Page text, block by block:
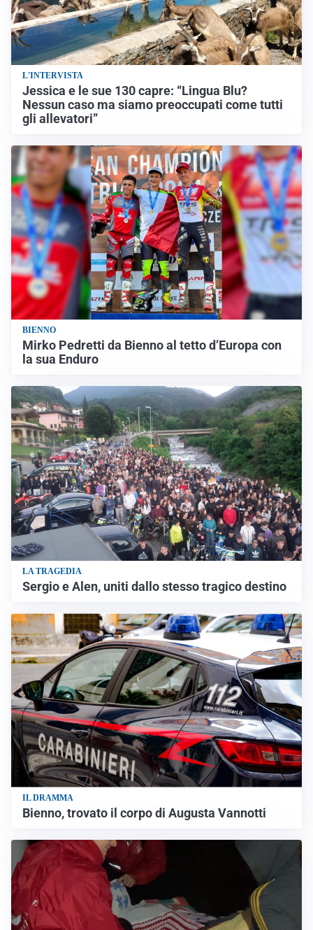
L'INTERVISTA
Jessica e le sue 130 capre: “Lingua Blu?
Nessun caso ma siamo preoccupati come tutti
gli allevatori”
BIENNO
Mirko Pedretti da Bienno al tetto d’Europa con
la sua Enduro
LA TRAGEDIA
Sergio e Alen, uniti dallo stesso tragico destino
IL DRAMMA
Bienno, trovato il corpo di Augusta Vannotti